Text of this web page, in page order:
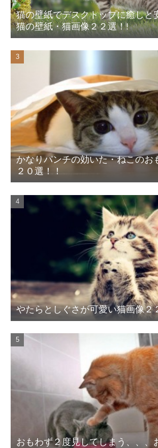
猫の壁紙でデスクトップに癒し
猫の壁紙・猫画像２２選！!
かなりパンチの効いた・ねこのお
２０選！！
やたらとしぐさが可愛い猫画像２
おもわず２度見してしまう、、、